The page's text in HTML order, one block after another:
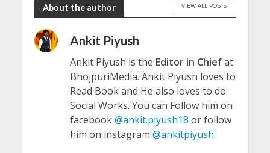
About the author VIEW ALL POSTS
Ankit Piyush
Ankit Piyush is the Editor in Chiefat
BhojpuriMedia. Ankit Piyush loves to
Read Book and He also loves to do
Social Works. You can Follow him on
facebook@ankit.piyush18 or follow
him on instagram @ankitpiyush.